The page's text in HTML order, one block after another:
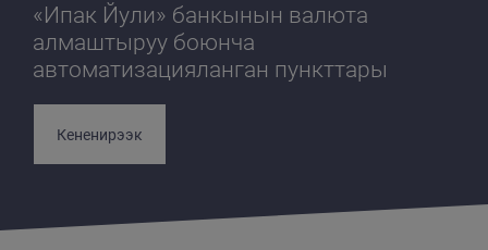
«Ипак Йули» банкынын валюта
алмаштыруу боюнча
автоматизацияланган пункттары
Кененирээк